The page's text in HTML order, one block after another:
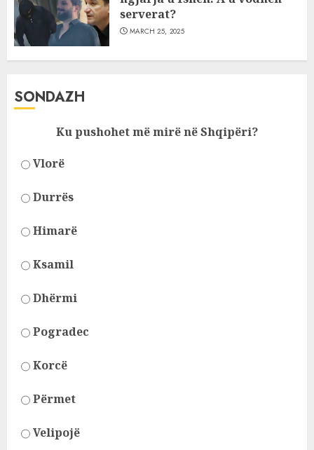
serverat?
MARCH 25, 2025
SONDAZH
Ku pushohet më mirë në Shqipëri?
Vlorë
Durrës
Himarë
Ksamil
Dhërmi
Pogradec
Korcë
Përmet
Velipojë